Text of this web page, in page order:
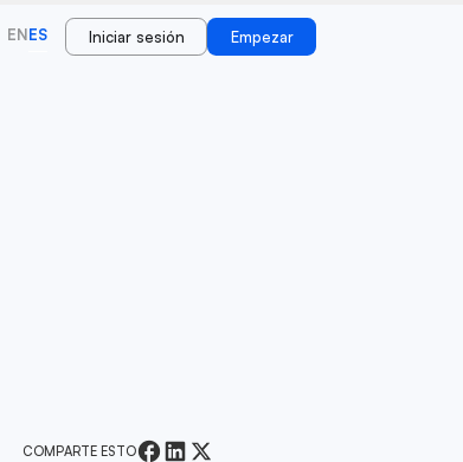
ENES Iniciar sesión Empezar
COMPARTE ESTO